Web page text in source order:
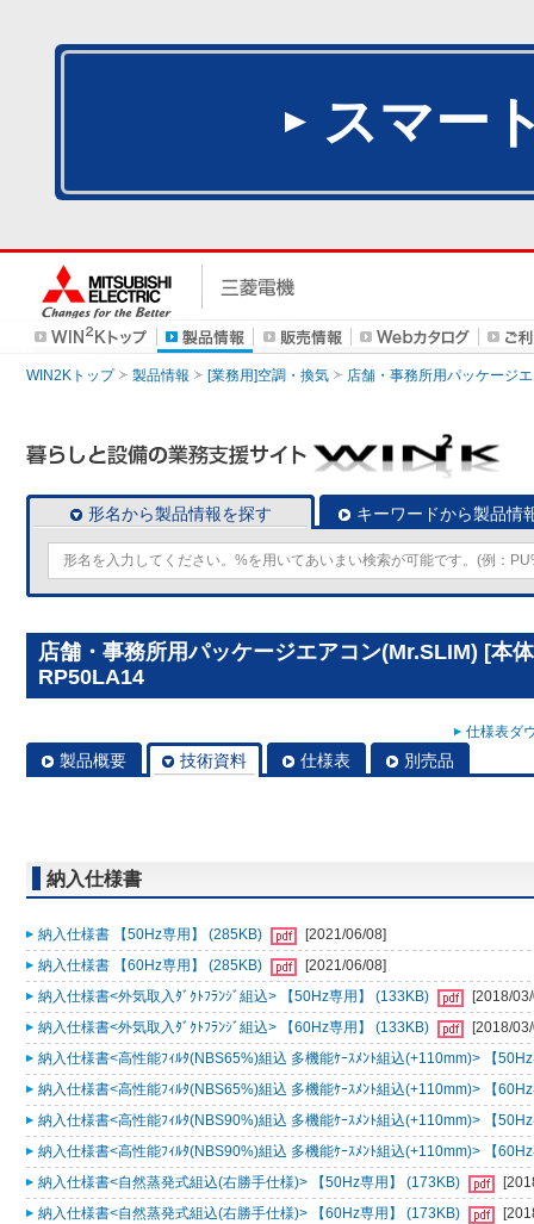
スマー
WIN2Kトップ 製品情報 [業務用]空調・換気 店舗・事務所用パッケージ
形名から製品情報を探す キーワードから製品情
店舗・事務所用パッケージエアコン(Mr.SLIM) [本
RP50LA14
仕様表ダ
製品概要 技術資料 仕様表 別売品
納入仕様書
納入仕様書 【50Hz専用】 (285KB)
[2021/06/08]
納入仕様書 【60Hz専用】 (285KB)
[2021/06/08]
納入仕様書<外気取入ﾀﾞｸﾄﾌﾗﾝｼﾞ組込> 【50Hz専用】 (133KB)
[2018/
納入仕様書<外気取入ﾀﾞｸﾄﾌﾗﾝｼﾞ組込> 【60Hz専用】 (133KB)
[2018/
納入仕様書<高性能ﾌｨﾙﾀ(NBS65%)組込 多機能ｹｰｽﾒﾝﾄ組込(+110mm)> 【
納入仕様書<高性能ﾌｨﾙﾀ(NBS65%)組込 多機能ｹｰｽﾒﾝﾄ組込(+110mm)> 【
納入仕様書<高性能ﾌｨﾙﾀ(NBS90%)組込 多機能ｹｰｽﾒﾝﾄ組込(+110mm)> 【
納入仕様書<高性能ﾌｨﾙﾀ(NBS90%)組込 多機能ｹｰｽﾒﾝﾄ組込(+110mm)> 【
納入仕様書<自然蒸発式組込(右勝手仕様)> 【50Hz専用】 (173KB)
納入仕様書<自然蒸発式組込(右勝手仕様)> 【60Hz専用】 (173KB)